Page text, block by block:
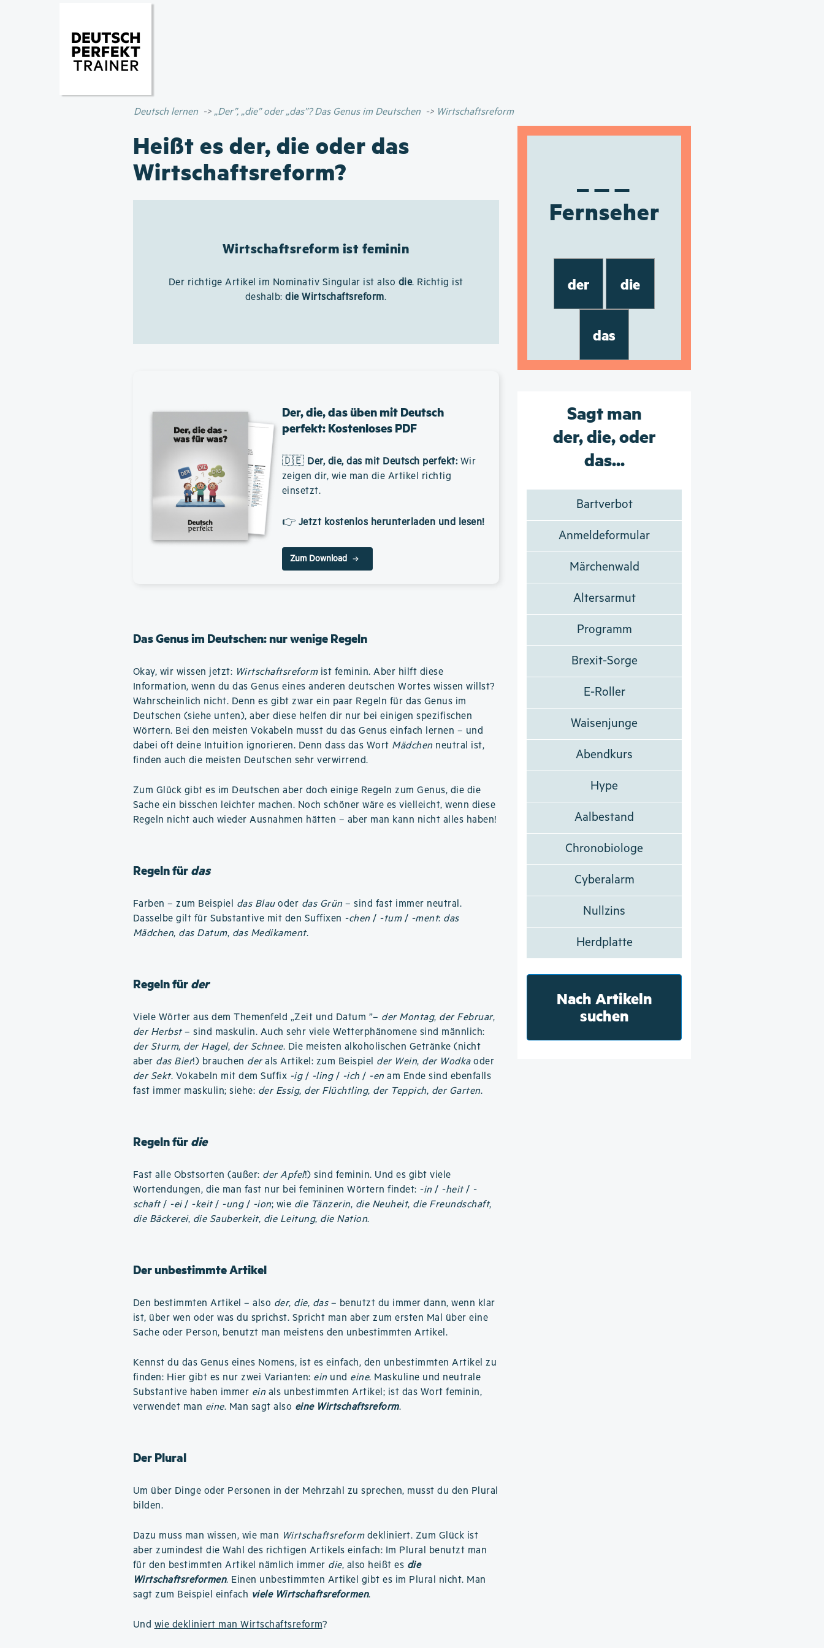
Deutsch lernen „Der”, „die” oder „das”? Das Genus im Deutschen Wirtschaftsreform
Heißt es der, die oder das
Wirtschaftsreform?
Wirtschaftsreform ist feminin
Der richtige Artikel im Nominativ Singular ist also die. Richtig ist
deshalb:die Wirtschaftsreform.
Der, die, das üben mit Deutsch
perfekt: Kostenloses PDF
🇩🇪 Der, die, das mit Deutsch perfekt: Wir
zeigen dir, wie man die Artikel richtig
einsetzt.
👉 Jetzt kostenlos herunterladen und lesen!
Zum Download
Das Genus im Deutschen: nur wenige Regeln
Okay, wir wissen jetzt: Wirtschaftsreformist feminin. Aber hilft diese
Information, wenn du das Genus eines anderen deutschen Wortes wissen willst?
Wahrscheinlich nicht. Denn es gibt zwar ein paar Regeln für das Genus im
Deutschen (siehe unten), aber diese helfen dir nur bei einigen spezifischen
Wörtern. Bei den meisten Vokabeln musst du das Genus einfach lernen – und
dabei oft deine Intuition ignorieren. Denn dass das Wort Mädchen neutral ist,
finden auch die meisten Deutschen sehr verwirrend.
Zum Glück gibt es im Deutschen aber doch einige Regeln zum Genus, die die
Sache ein bisschen leichter machen. Noch schöner wäre es vielleicht, wenn diese
Regeln nicht auch wieder Ausnahmen hätten – aber man kann nicht alles haben!
Regeln fürdas
Farben – zum Beispiel das Blauoder das Grün – sind fast immer neutral.
Dasselbe gilt für Substantive mit den Suffixen -chen / -tum/ -ment: das
Mädchen, das Datum, das Medikament.
Regeln fürder
Viele Wörter aus dem Themenfeld „Zeit und Datum ”– der Montag, der Februar,
der Herbst– sind maskulin. Auch sehr viele Wetterphänomene sind männlich:
der Sturm, der Hagel, der Schnee. Die meisten alkoholischen Getränke (nicht
aber das Bier!) brauchen derals Artikel: zum Beispiel der Wein, der Wodkaoder
der Sekt. Vokabeln mit dem Suffix -ig/ -ling/ -ich / -en am Ende sind ebenfalls
fast immer maskulin; siehe: der Essig, der Flüchtling, der Teppich, der Garten.
Regeln fürdie
Fast alle Obstsorten (außer: der Apfel!) sind feminin. Und es gibt viele
Wortendungen, die man fast nur bei femininen Wörtern findet: -in / -heit/ -
schaft/ -ei/ -keit/ -ung/ -ion; wie die Tänzerin, die Neuheit, die Freundschaft,
die Bäckerei, die Sauberkeit, die Leitung, die Nation.
Der unbestimmte Artikel
Den bestimmten Artikel – also der, die, das– benutzt du immer dann, wenn klar
ist, über wen oder was du sprichst. Spricht man aber zum ersten Mal über eine
Sache oder Person, benutzt man meistens den unbestimmten Artikel.
Kennst du das Genus eines Nomens, ist es einfach, den unbestimmten Artikel zu
finden: Hier gibt es nur zwei Varianten: ein und eine. Maskuline und neutrale
Substantive haben immer ein als unbestimmten Artikel; ist das Wort feminin,
verwendet man eine. Man sagt also eine Wirtschaftsreform.
Der Plural
Um über Dinge oder Personen in der Mehrzahl zu sprechen, musst du den Plural
bilden.
Dazu muss man wissen, wie man Wirtschaftsreformdekliniert. Zum Glück ist
aber zumindest die Wahl des richtigen Artikels einfach: Im Plural benutzt man
für den bestimmten Artikel nämlich immer die, also heißt es die
Wirtschaftsreformen. Einen unbestimmten Artikel gibt es im Plural nicht. Man
sagt zum Beispiel einfach viele Wirtschaftsreformen.
Und wie dekliniert man Wirtschaftsreform?
Fernseher
der die
das
Sagt man
der, die, oder
das...
Bartverbot
Anmeldeformular
Märchenwald
Altersarmut
Programm
Brexit-Sorge
E-Roller
Waisenjunge
Abendkurs
Hype
Aalbestand
Chronobiologe
Cyberalarm
Nullzins
Herdplatte
Nach Artikeln
suchen